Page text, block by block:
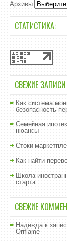
Архивы
СТАТИСТИКА:
СВЕЖИЕ ЗАПИСИ
Как система
безопасность
Семейная
нюансы
Стоки
Как найти
Школа
старта
СВЕЖИЕ
Надеждак
Oriflame